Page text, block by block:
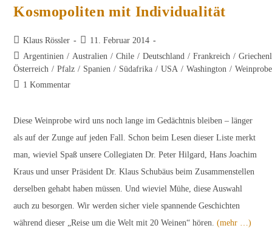
Kosmopoliten mit Individualität
Beitrags-
Autor:
Klaus Rössler
Beitrag
veröffentlicht:
11. Februar 2014
Beitrags-
Kategorie:
Argentinien / Australien / Chile / Deutschland / Frankreich /
Österreich / Pfalz / Spanien / Südafrika / USA / Washington /
Beitrags-
1 Kommentar
Diese Weinprobe wird uns noch lange im Gedächtnis bleiben – länger
als auf der Zunge auf jeden Fall. Schon beim Lesen dieser Liste merkt
man, wieviel Spaß unsere Collegiaten Dr. Peter Hilgard, Hans Joachim
Kraus und unser Präsident Dr. Klaus Schubäus beim Zusammenstellen
derselben gehabt haben müssen. Und wieviel Mühe, diese Auswahl
auch zu besorgen. Wir werden sicher viele spannende Geschichten
während dieser „Reise um die Welt mit 20 Weinen“ hören.(mehr …)